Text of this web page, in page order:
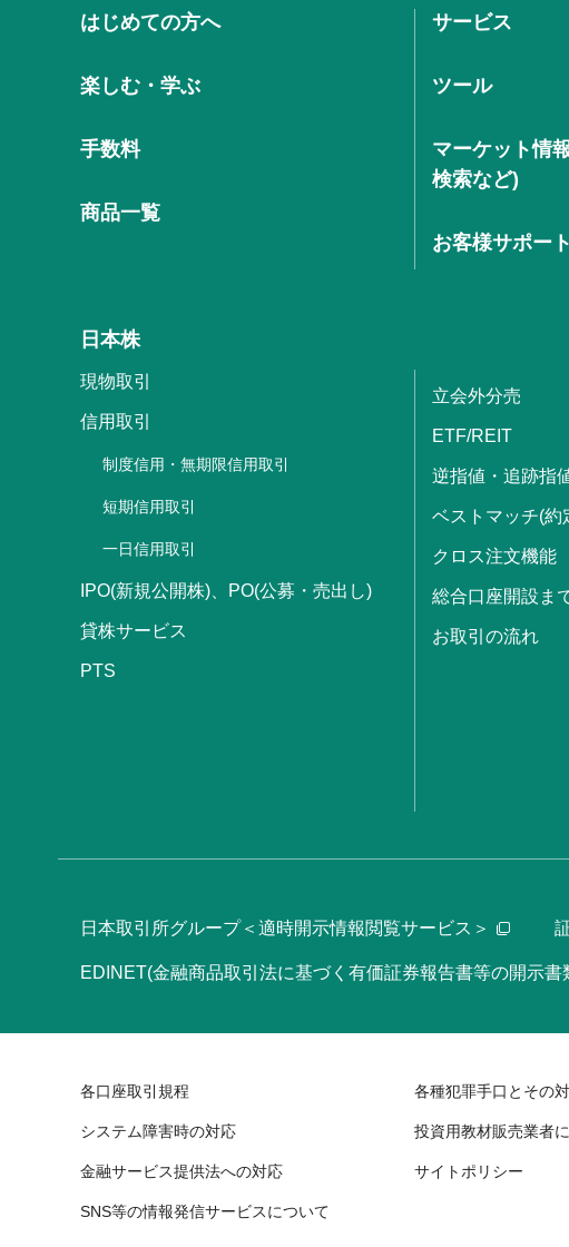
はじめての方へ
楽しむ・学ぶ
手数料
商品一覧
サービス
ツール
マーケット情
検索など)
お客様サポート
日本株
現物取引
信用取引
制度信用・無期限信用取引
短期信用取引
一日信用取引
IPO(新規公開株)、PO(公募・売出し)
貸株サービス
PTS
立会外分売
ETF/REIT
逆指値・追跡指
ベストマッチ(約
クロス注文機能
総合口座開設ま
お取引の流れ
日本取引所グループ＜適時開示情報閲覧サービス＞
EDINET(金融商品取引法に基づく有価証券報告書等の開示
各口座取引規程 各種犯罪手口とその
システム障害時の対応 投資用教材販売業者
金融サービス提供法への対応 サイトポリシー
SNS等の情報発信サービスについて